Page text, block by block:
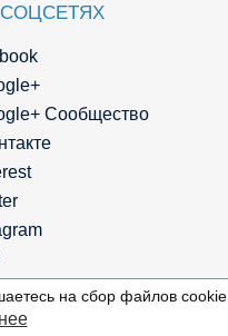
Сообщество
на сбор файлов cookie